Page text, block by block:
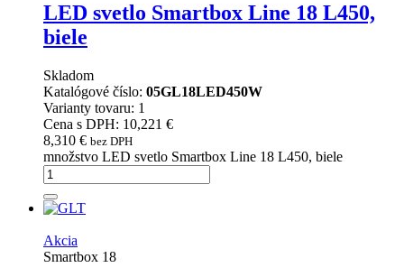
LED svetlo Smartbox Line 18 L450,
biele
Skladom
Katalógové číslo: 05GL18LED450W
Varianty tovaru: 1
Cena s DPH: 10,221 €
8,310 € bez DPH
množstvo LED svetlo Smartbox Line 18 L450, biele
Akcia
Smartbox 18